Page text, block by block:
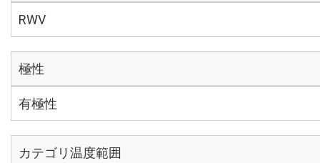
RWV
極性
有極性
カテゴリ温度範囲